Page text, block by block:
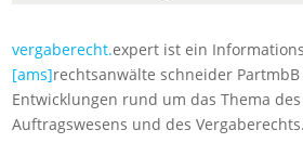
vergaberecht.expert ist ein
[ams]rechtsanwälte schneider
Entwicklungen rund um das Thema
Auftragswesens und des Vergaberechts.